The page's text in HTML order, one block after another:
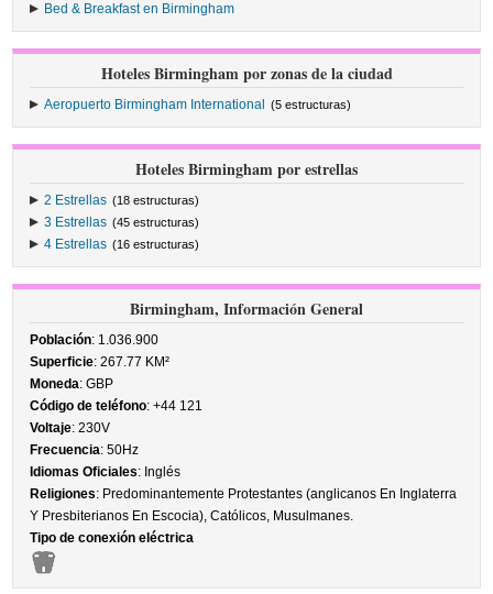
Bed & Breakfast en Birmingham
Hoteles Birmingham por zonas de la ciudad
Aeropuerto Birmingham International (5 estructuras)
Hoteles Birmingham por estrellas
2 Estrellas (18 estructuras)
3 Estrellas (45 estructuras)
4 Estrellas (16 estructuras)
Birmingham, Información General
Población: 1.036.900
Superficie: 267.77 KM²
Moneda: GBP
Código de teléfono: +44 121
Voltaje: 230V
Frecuencia: 50Hz
Idiomas Oficiales: Inglés
Religiones: Predominantemente Protestantes (anglicanos En Inglaterra
Y Presbiterianos En Escocia), Católicos, Musulmanes.
Tipo de conexión eléctrica